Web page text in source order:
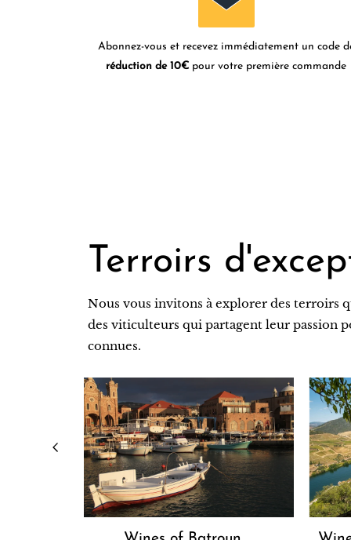
Abonnez-vous et recevez immédiatement un code
réduction de 10€ pour votre première commande
Terroirs
Nous vous invitons à explorer des terroirs
des viticulteurs qui partagent leur passion
connues.